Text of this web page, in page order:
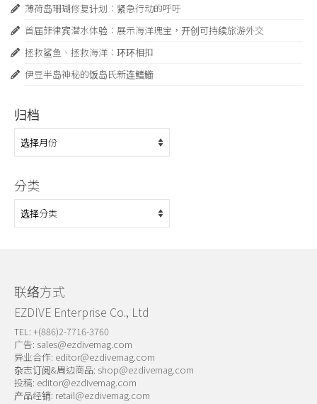
薄荷岛珊瑚修复计划：紧急行动的呼吁
首届菲律宾潜水体验：展示海洋瑰宝，开创可持续旅游外交
拯救鲨鱼、拯救海洋：环环相扣
伊豆半岛神秘的饭岛氏新连鳍䲗
归档
归
档
分类
分
类
联络方式
EZDIVE Enterprise Co., Ltd
TEL: +(886)2-7716-3760
广告: sales@ezdivemag.com
异业合作: editor@ezdivemag.com
杂志订阅&周边商品: shop@ezdivemag.com
投稿: editor@ezdivemag.com
产品经销: retail@ezdivemag.com